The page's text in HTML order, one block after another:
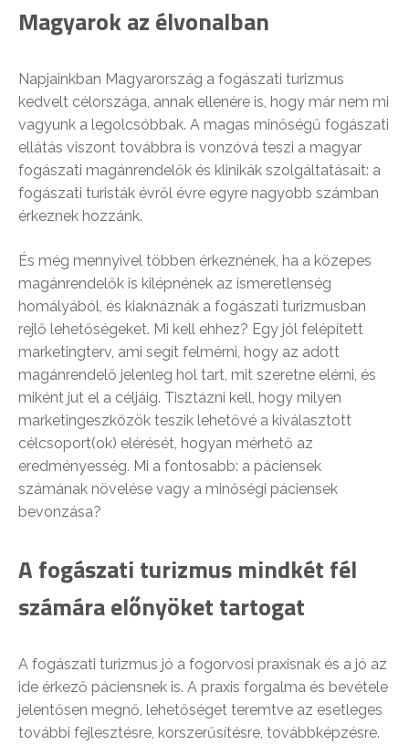
Magyarok az élvonalban
Napjainkban Magyarország a fogászati turizmus
kedvelt célországa, annak ellenére is, hogy már nem mi
vagyunk a legolcsóbbak. A magas minőségű fogászati
ellátás viszont továbbra is vonzóvá teszi a magyar
fogászati magánrendelők és klinikák szolgáltatásait: a
fogászati turisták évről évre egyre nagyobb számban
érkeznek hozzánk.
És még mennyivel többen érkeznének, ha a közepes
magánrendelők is kilépnének az ismeretlenség
homályából, és kiaknáznák a fogászati turizmusban
rejlő lehetőségeket. Mi kell ehhez? Egy jól felépített
marketingterv, ami segít felmérni, hogy az adott
magánrendelő jelenleg hol tart, mit szeretne elérni, és
miként jut el a céljáig. Tisztázni kell, hogy milyen
marketingeszközök teszik lehetővé a kiválasztott
célcsoport(ok) elérését, hogyan mérhető az
eredményesség. Mi a fontosabb: a páciensek
számának növelése vagy a minőségi páciensek
bevonzása?
A fogászati turizmus mindkét fél
számára előnyöket tartogat
A fogászati turizmus jó a fogorvosi praxisnak és a jó az
ide érkező páciensnek is. A praxis forgalma és bevétele
jelentősen megnő, lehetőséget teremtve az esetleges
további fejlesztésre, korszerűsítésre, továbbképzésre.